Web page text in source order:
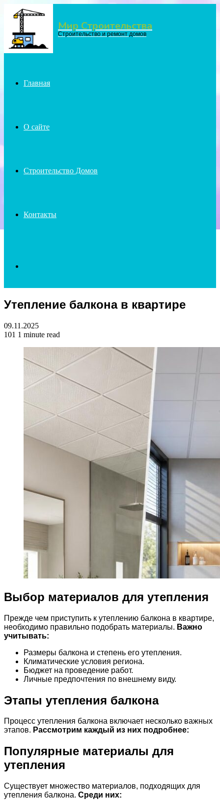
Menu Мир Строительства
Строительство и ремонт домов
Главная
О сайте
Строительство Домов
Контакты
for
Утепление балкона в квартире
09.11.2025
101 1 minute read
Выбор материалов для утепления
Прежде чем приступить к утеплению балкона в квартире,
необходимо правильно подобрать материалы. Важно
учитывать:
Размеры балкона и степень его утепления.
Климатические условия региона.
Бюджет на проведение работ.
Личные предпочтения по внешнему виду.
Этапы утепления балкона
Процесс утепления балкона включает несколько важных
этапов. Рассмотрим каждый из них подробнее:
Популярные материалы для
утепления
Существует множество материалов, подходящих для
утепления балкона. Среди них: